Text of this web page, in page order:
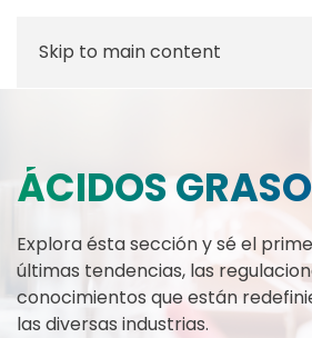
Skip to main content
ÁCIDOS
Explora ésta sección y sé el
últimas tendencias, las
conocimientos que están
las diversas industrias.